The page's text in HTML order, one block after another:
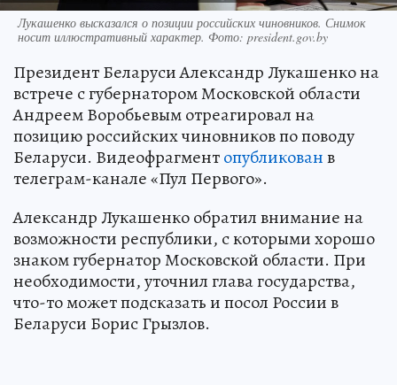
Лукашенко высказался о позиции российских чиновников. Снимок
носит иллюстративный характер. Фото: president.gov.by
Президент Беларуси Александр Лукашенко на
встрече с губернатором Московской области
Андреем Воробьевым отреагировал на
позицию российских чиновников по поводу
Беларуси. Видеофрагментопубликованв
телеграм-канале «Пул Первого».
Александр Лукашенко обратил внимание на
возможности республики, с которыми хорошо
знаком губернатор Московской области. При
необходимости, уточнил глава государства,
что-то может подсказать и посол России в
Беларуси Борис Грызлов.